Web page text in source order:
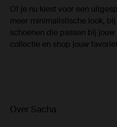
Of je nu kiest voor een
meer minimalistische look,
schoenen die passen bij
collectie en shop jouw
Over Sacha